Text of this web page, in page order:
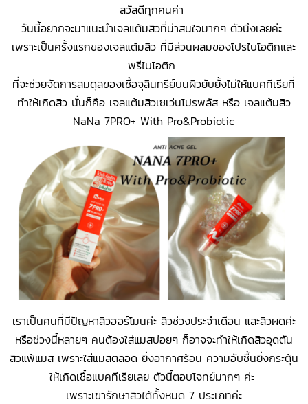
สวัสดีทุกคนค่า
วันนี้อยากจะมาแนะนำเจลแต้มสิวที่น่าสนใจมากๆ ตัวนึงเลยค่ะ
เพราะเป็นครั้งแรกของเจลแต้มสิว ที่มีส่วนผสมของโปรไบโอติกและ
พรีไบโอติก
ที่จะช่วยจัดการสมดุลของเชื้อจุลินทรีย์บนผิวยับยั้งไม่ให้แบคทีเรียที่
ทำให้เกิดสิว นั่นก็คือ เจลแต้มสิวเซเว่นโปรพลัส หรือ เจลแต้มสิว
NaNa 7PRO+ With Pro&Probiotic
เราเป็นคนที่มีปัญหาสิวฮอร์โมนค่ะ สิวช่วงประจำเดือน และสิวผดค่ะ
หรือช่วงนี้หลายๆ คนต้องใส่แมสบ่อยๆ ก็อาจจะทำให้เกิดสิวอุดตัน
สิวแพ้แมส เพราะใส่แมสตลอด ยิ่งอากาศร้อน ความอับชื้นยิ่งกระตุ้น
ให้เกิดเชื้อแบคทีเรียเลย ตัวนี้ตอบโจทย์มากๆ ค่ะ
เพราะเขารักษาสิวได้ทั้งหมด 7 ประเภทค่ะ